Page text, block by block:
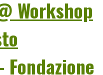
Workshop